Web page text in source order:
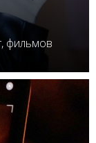
фильмов